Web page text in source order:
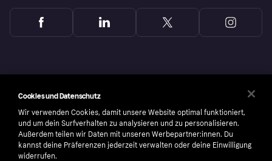
Cookies und Datenschutz
Wir verwenden Cookies, damit unsere Website optimal funktioniert,
und um dein Surfverhalten zu analysieren und zu personalisieren.
Außerdem teilen wir Daten mit unseren Werbepartner:innen. Du
kannst deine Präferenzen jederzeit verwalten oder deine Einwilligung
widerrufen.